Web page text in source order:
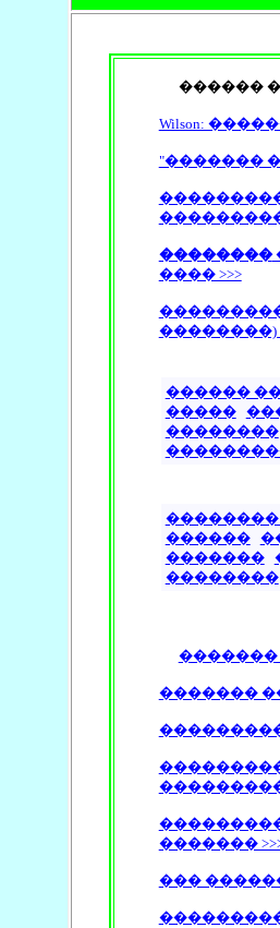
������
Wilson:
"�������
��������
���� >>>
��������)
������
�����
��������
������
�������
��������
�������
�������
����������
�������
��� ������